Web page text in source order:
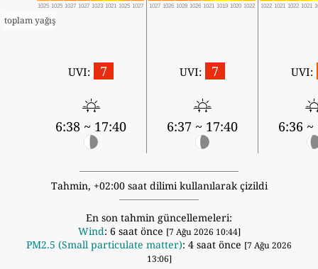
1025 1025 1027 1027 1023 1021 1025 1027 1027 1026 1028 1026 1021 1019 1020 1022 1022 1021 1022 1021
toplam yağış
UVI: 7
6:38 ~ 17:40
UVI: 7
6:37 ~ 17:40
UVI:
6:36 ~
Tahmin, +02:00 saat dilimi kullanılarak çizildi
En son tahmin güncellemeleri:
Wind: 6 saat önce [7 Ağu 2026 10:44]
PM2.5 (Small particulate matter): 4 saat önce [7 Ağu 2026
13:06]